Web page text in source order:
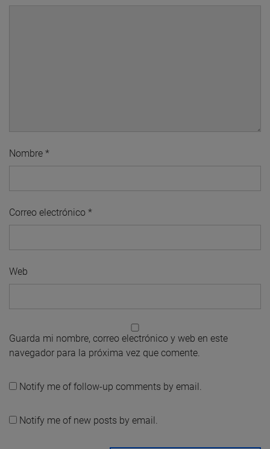
Nombre *
Correo electrónico *
Web
Guarda mi nombre, correo electrónico y web en este
navegador para la próxima vez que comente.
Notify me of follow-up comments by email.
Notify me of new posts by email.